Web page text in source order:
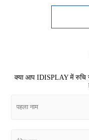
क्या आप IDISPLAY में रुचि